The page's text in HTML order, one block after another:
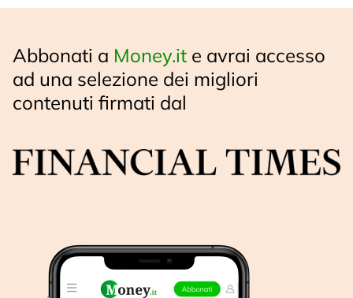
Abbonati a Money.it e avrai accesso
ad una selezione dei migliori
contenuti firmati dal